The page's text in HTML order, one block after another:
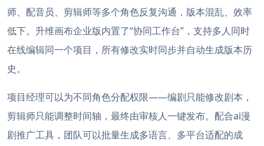
师、配音员、剪辑师等多个角色反复沟通，版本混乱、效率
低下。升维画布企业版内置了“协同工作台”，支持多人同时
在线编辑同一个项目，所有修改实时同步并自动生成版本历
史。
项目经理可以为不同角色分配权限——编剧只能修改剧本，
剪辑师只能调整时间轴，最终由审核人一键发布。配合ai漫
剧推广工具，团队可以批量生成多语言、多平台适配的成